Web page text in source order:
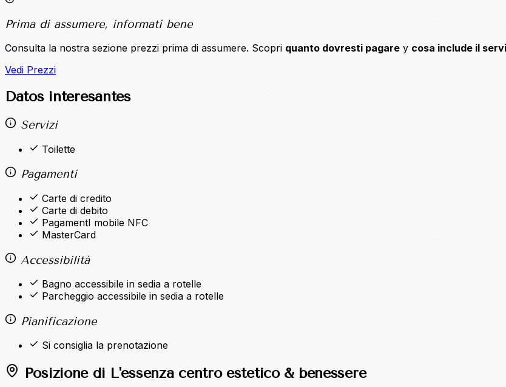
Prima di assumere, informati bene
Consulta la nostra sezione prezzi prima di assumere. Scopri quanto dovresti pagare y cosa include il
Vedi Prezzi
Datos interesantes
Servizi
Toilette
Pagamenti
Carte di credito
Carte di debito
PagamentI mobile NFC
MasterCard
Accessibilità
Bagno accessibile in sedia a rotelle
Parcheggio accessibile in sedia a rotelle
Pianificazione
Si consiglia la prenotazione
Posizione di L'essenza centro estetico & benessere